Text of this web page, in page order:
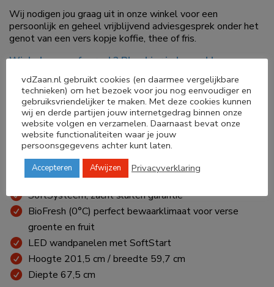
Wij nodigen jou graag uit in onze winkel voor een
persoonlijk en geheel vrijblijvend adviesgesprek onder het
genot van een vers kopje koffie, thee of fris.
Winkelen op afspraak? Plan hier je bezoek!
259 liter koelen
103 liter vriezen
Geschikt voor onverwarmde ruimtes (>0°C)
Energieverbruik 116kWh/annum
Geluidsniveau 33dB
GlassLine draagplateaus
Hevelgreep, opent bijna vanzelf
SoftSysteem, zacht sluiten garantie
BioFresh (0°C) perfect bewaarklimaat voor verse
groente en fruit
LED wandpanelen met SoftStart
Hoogte 201,5 cm / breedte 59,7 cm
Diepte 67,5 cm
vdZaan.nl gebruikt cookies (en daarmee vergelijkbare
technieken) om het bezoek voor jou nog eenvoudiger en
gebruiksvriendelijker te maken. Met deze cookies kunnen
wij en derde partijen jouw internetgedrag binnen onze
website volgen en verzamelen. Daarnaast bevat onze
website functionaliteiten waar je jouw
persoonsgegevens achter kunt laten.
Accepteren Afwijzen Privacyverklaring